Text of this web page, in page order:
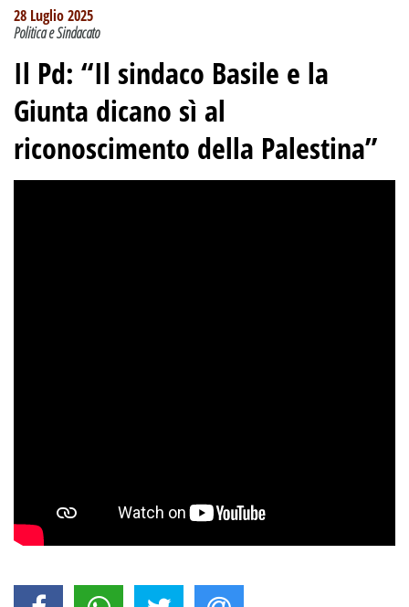
28 Luglio 2025
Politica e Sindacato
Il Pd: “Il sindaco Basile e la
Giunta dicano sì al
riconoscimento della Palestina”